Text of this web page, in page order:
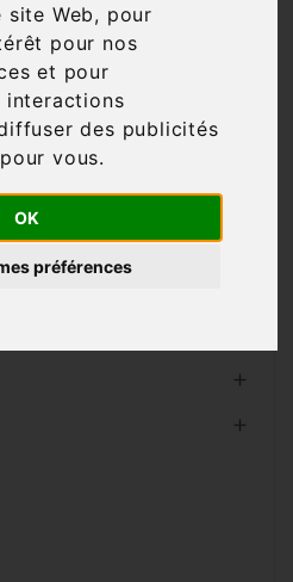
site Web, pour
pour nos
et pour
interactions
des publicités
vous.
OK
préférences
pour la gêne
ce que vous cherchez

